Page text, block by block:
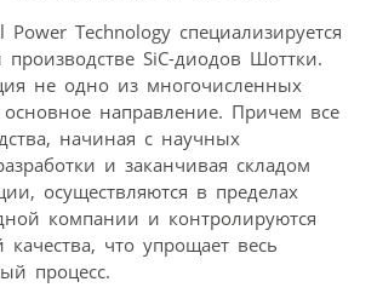
Technology специализируется
производстве SiC-диодов Шоттки.
не одно из многочисленных
направление. Причем все
начиная с научных
и заканчивая складом
осуществляются в пределах
компании и контролируются
что упрощает весь
процесс.